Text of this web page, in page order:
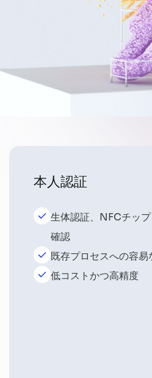
本人認証
生体認証、NFCチッ
確認
既存プロセスへの容易
低コストかつ高精度